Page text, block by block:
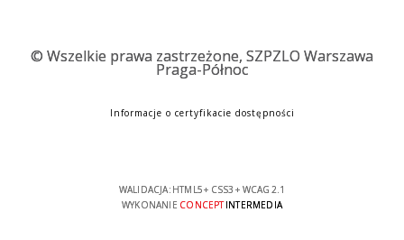
© Wszelkie prawa zastrzeżone, SZPZLO Warszawa
Praga-Północ
Informacje o certyfikacie dostępności
WALIDACJA: HTML5+ CSS3 + WCAG 2.1
WYKONANIE CONCEPTINTERMEDIA